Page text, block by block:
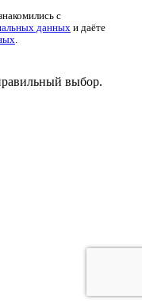
с
данных и даёте
выбор.